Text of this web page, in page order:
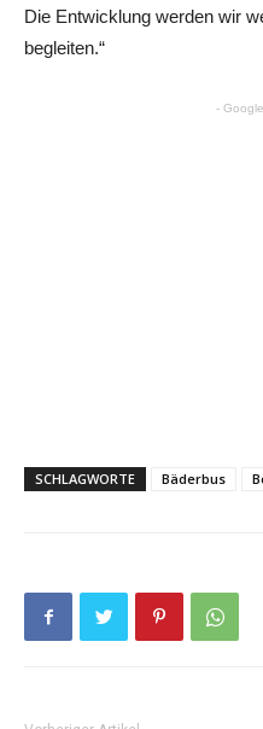
Die Entwicklung werden wir
begleiten.“
-
SCHLAGWORTE Bäderbus